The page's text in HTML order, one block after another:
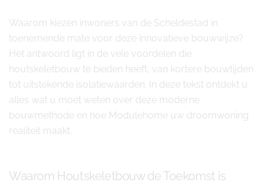
Waarom kiezen inwoners van de Scheldestad in
toenemende mate voor deze innovatieve bouwwijze?
Het antwoord ligt in de vele voordelen die
houtskeletbouw te bieden heeft, van kortere bouwtijden
tot uitstekende isolatiewaarden. In deze tekst ontdekt u
alles wat u moet weten over deze moderne
bouwmethode en hoe Modulehome uw droomwoning
realiteit maakt.
Waarom Houtskeletbouw de Toekomst is